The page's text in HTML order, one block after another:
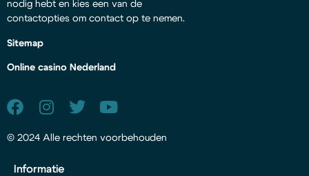
nodig hebt en kies een van de
contactopties om contact op te nemen.
Sitemap
Online casino Nederland
© 2024 Alle rechten voorbehouden
Informatie